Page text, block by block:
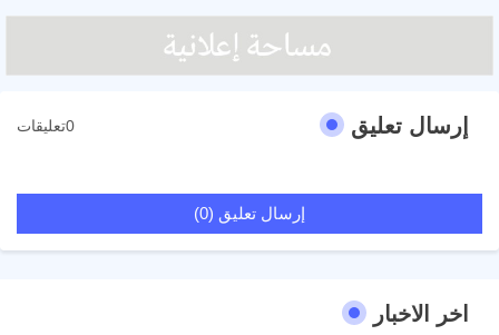
إرسال تعليق 0تعليقات
إرسال تعليق (0)
اخر الاخبار